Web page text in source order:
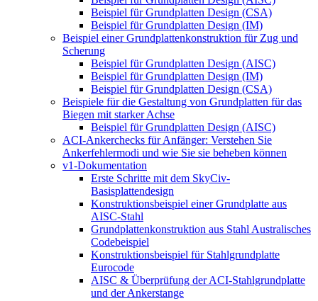
Beispiel für Grundplatten Design (CSA)
Beispiel für Grundplatten Design (IM)
Beispiel einer Grundplattenkonstruktion für Zug und
Scherung
Beispiel für Grundplatten Design (AISC)
Beispiel für Grundplatten Design (IM)
Beispiel für Grundplatten Design (CSA)
Beispiele für die Gestaltung von Grundplatten für das
Biegen mit starker Achse
Beispiel für Grundplatten Design (AISC)
ACI-Ankerchecks für Anfänger: Verstehen Sie
Ankerfehlermodi und wie Sie sie beheben können
v1-Dokumentation
Erste Schritte mit dem SkyCiv-
Basisplattendesign
Konstruktionsbeispiel einer Grundplatte aus
AISC-Stahl
Grundplattenkonstruktion aus Stahl Australisches
Codebeispiel
Konstruktionsbeispiel für Stahlgrundplatte
Eurocode
AISC & Überprüfung der ACI-Stahlgrundplatte
und der Ankerstange